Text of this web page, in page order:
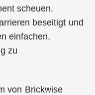
scheuen.
beseitigt und
einfachen,
zu
von Brickwise